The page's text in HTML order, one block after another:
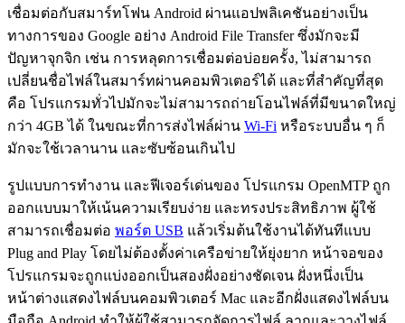
เชื่อมต่อกับสมาร์ทโฟน Android ผ่านแอปพลิเคชันอย่างเป็น
ทางการของ Google อย่าง Android File Transfer ซึ่งมักจะมี
ปัญหาจุกจิก เช่น การหลุดการเชื่อมต่อบ่อยครั้ง, ไม่สามารถ
เปลี่ยนชื่อไฟล์ในสมาร์ทผ่านคอมพิวเตอร์ได้ และที่สำคัญที่สุด
คือ โปรแกรมทั่วไปมักจะไม่สามารถถ่ายโอนไฟล์ที่มีขนาดใหญ่
กว่า 4GB ได้ ในขณะที่การส่งไฟล์ผ่าน Wi-Fi หรือระบบอื่น ๆ ก็
มักจะใช้เวลานาน และซับซ้อนเกินไป
รูปแบบการทำงาน และฟีเจอร์เด่นของ โปรแกรม OpenMTP ถูก
ออกแบบมาให้เน้นความเรียบง่าย และทรงประสิทธิภาพ ผู้ใช้
สามารถเชื่อมต่อ พอร์ต USB แล้วเริ่มต้นใช้งานได้ทันทีแบบ
Plug and Play โดยไม่ต้องตั้งค่าเครือข่ายให้ยุ่งยาก หน้าจอของ
โปรแกรมจะถูกแบ่งออกเป็นสองฝั่งอย่างชัดเจน ฝั่งหนึ่งเป็น
หน้าต่างแสดงไฟล์บนคอมพิวเตอร์ Mac และอีกฝั่งแสดงไฟล์บน